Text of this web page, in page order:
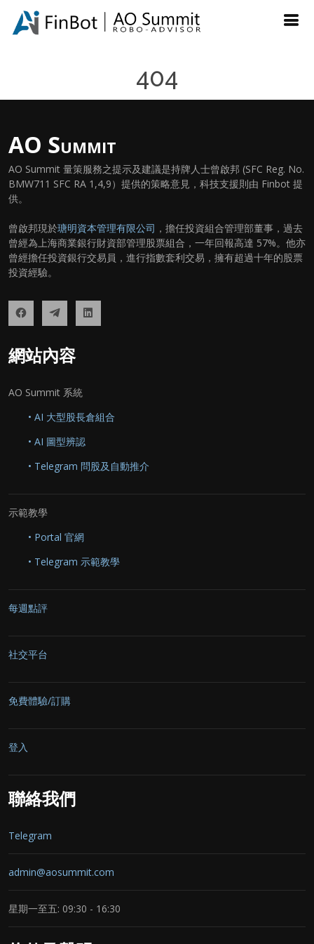
404
AO Summit
AO Summit 量策服務之提示及建議是持牌人士曾啟邦 (SFC Reg. No.
BMW711 SFC RA 1,4,9）提供的策略意見，科技支援則由 Finbot 提
供。
曾啟邦現於瑭明資本管理有限公司 ，擔任投資組合管理部董事，過去
曾經為上海商業銀行財資部管理股票組合，一年回報高達 57%。他亦
曾經擔任投資銀行交易員，進行指數套利交易，擁有超過十年的股票
投資經驗。
網站內容
AO Summit 系統
• AI 大型股長倉組合
• AI 圖型辨認
• Telegram 問股及自動推介
示範教學
• Portal 官網
• Telegram 示範教學
每週點評
社交平台
免費體驗/訂購
登入
聯絡我們
Telegram
admin@aosummit.com
星期一至五: 09:30 - 16:30